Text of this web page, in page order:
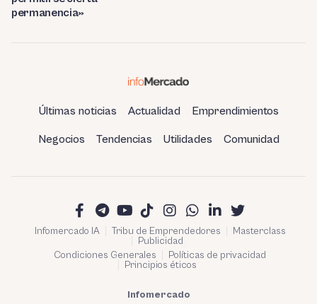
permanencia»
Últimas noticias Actualidad Emprendimientos
Negocios Tendencias Utilidades Comunidad
Infomercado IA Tribu de Emprendedores
Masterclass
Publicidad
Condiciones Generales
Políticas de privacidad
Principios éticos
Infomercado